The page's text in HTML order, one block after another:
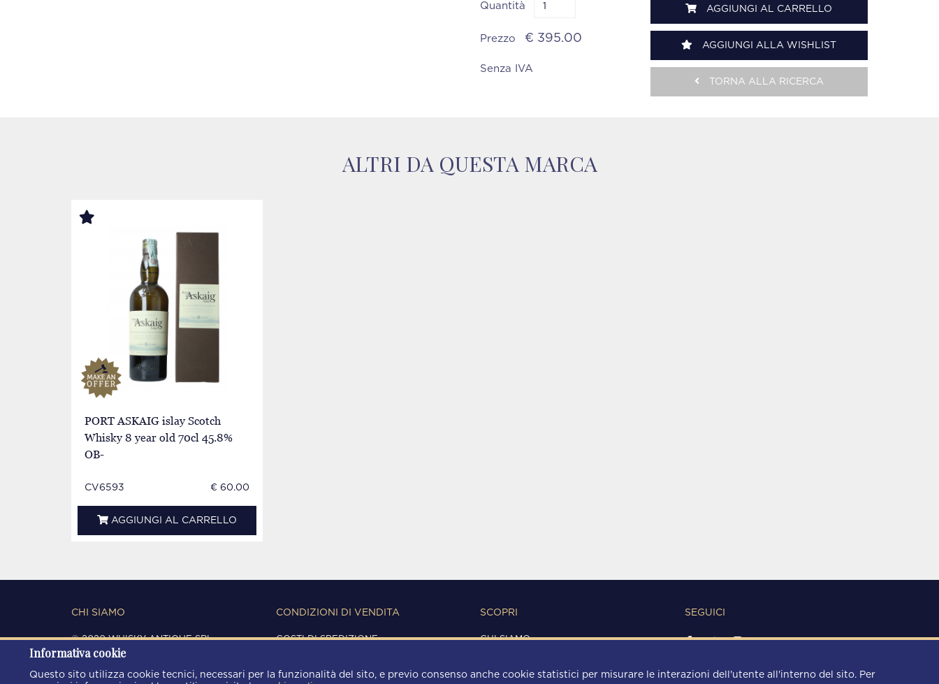
Quantità
Prezzo € 395.00
Senza IVA
AGGIUNGI AL CARRELLO
AGGIUNGI ALLA WISHLIST
TORNA ALLA RICERCA
ALTRI DA QUESTA MARCA
PORT ASKAIG islay Scotch
Whisky 8 year old 70cl 45.8%
OB-
CV6593 € 60.00
AGGIUNGI AL CARRELLO
CHI SIAMO
© 2020 WHISKY ANTIQUE SRL
C.F. / P.IVA 03266720360
REGISTRO IMPRESE DI MODENA
CONDIZIONI DI VENDITA
COSTI DI SPEDIZIONE
PRIVACY
SCOPRI
CHI SIAMO
SEGUICI
METODI DI PAGAMENTO
Informativa cookie
Questo sito utilizza cookie tecnici, necessari per la funzionalità del sito, e previo consenso anche cookie statistici per misurare le interazioni dell'utente all'interno del sito. Per